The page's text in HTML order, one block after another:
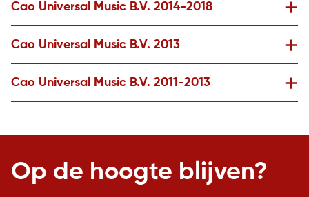
Cao Universal Music B.V. 2014-2018
Cao Universal Music B.V. 2013
Cao Universal Music B.V. 2011-2013
Op de hoogte blijven?